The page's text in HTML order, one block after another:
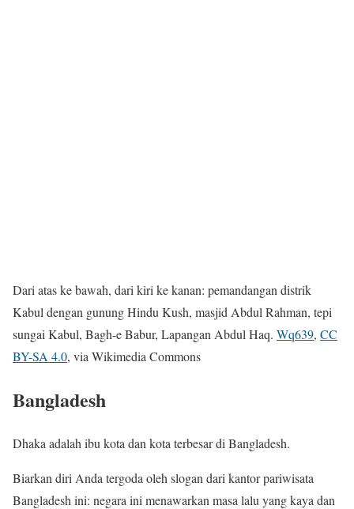
Dari atas ke bawah, dari kiri ke kanan: pemandangan distrik
Kabul dengan gunung Hindu Kush, masjid Abdul Rahman, tepi
sungai Kabul, Bagh-e Babur, Lapangan Abdul Haq. Wq639, CC
BY-SA 4.0, via Wikimedia Commons
Bangladesh
Dhaka adalah ibu kota dan kota terbesar di Bangladesh.
Biarkan diri Anda tergoda oleh slogan dari kantor pariwisata
Bangladesh ini: negara ini menawarkan masa lalu yang kaya dan